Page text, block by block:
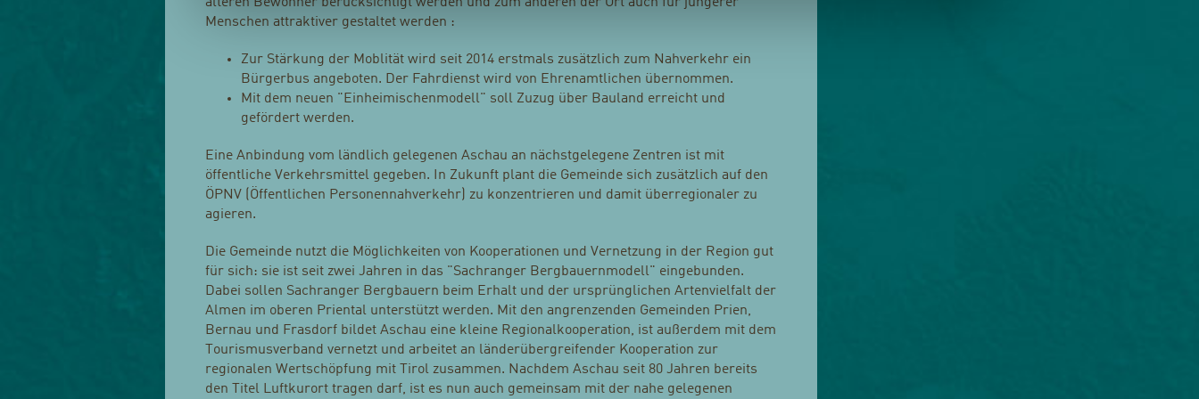
Menschen attraktiver gestaltet werden :
Zur Stärkung der Moblität wird seit 2014 erstmals zusätzlich zum Nahverkehr ein
Bürgerbus angeboten. Der Fahrdienst wird von Ehrenamtlichen übernommen.
Mit dem neuen "Einheimischenmodell" soll Zuzug über Bauland erreicht und
gefördert werden.
Eine Anbindung vom ländlich gelegenen Aschau an nächstgelegene Zentren ist mit
öffentliche Verkehrsmittel gegeben. In Zukunft plant die Gemeinde sich zusätzlich auf den
ÖPNV (Öffentlichen Personennahverkehr) zu konzentrieren und damit überregionaler zu
agieren.
Die Gemeinde nutzt die Möglichkeiten von Kooperationen und Vernetzung in der Region gut
für sich: sie ist seit zwei Jahren in das "Sachranger Bergbauernmodell" eingebunden.
Dabei sollen Sachranger Bergbauern beim Erhalt und der ursprünglichen Artenvielfalt der
Almen im oberen Priental unterstützt werden. Mit den angrenzenden Gemeinden Prien,
Bernau und Frasdorf bildet Aschau eine kleine Regionalkooperation, ist außerdem mit dem
Tourismusverband vernetzt und arbeitet an länderübergreifender Kooperation zur
regionalen Wertschöpfung mit Tirol zusammen. Nachdem Aschau seit 80 Jahren bereits
den Titel Luftkurort tragen darf, ist es nun auch gemeinsam mit der nahe gelegenen